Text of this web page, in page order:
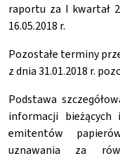
raportu za I kwartał
16.05.2018 r.
Pozostałe terminy
z dnia 31.01.2018 r.
Podstawa
informacji bieżących
emitentów
uznawania za